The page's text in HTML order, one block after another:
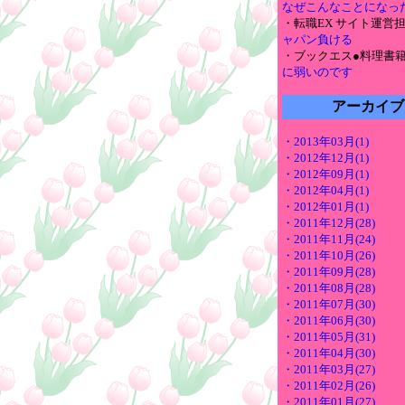
なぜこんなことになっ
・転職EX サイト運営
ャパン負ける
・ブックエス●料理書
に弱いのです
アーカイブ
・2013年03月(1)
・2012年12月(1)
・2012年09月(1)
・2012年04月(1)
・2012年01月(1)
・2011年12月(28)
・2011年11月(24)
・2011年10月(26)
・2011年09月(28)
・2011年08月(28)
・2011年07月(30)
・2011年06月(30)
・2011年05月(31)
・2011年04月(30)
・2011年03月(27)
・2011年02月(26)
・2011年01月(27)